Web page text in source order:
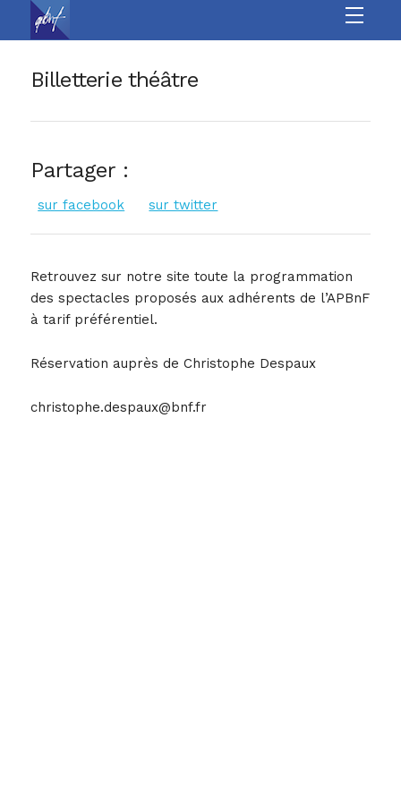
Les autres sites
Culture
Loisirs
seniors
Vie Associative
Billetterie théâtre
Partager :
sur facebook sur twitter
Retrouvez sur notre site toute la programmation
des spectacles proposés aux adhérents de l’APBnF
à tarif préférentiel.
Réservation auprès de Christophe Despaux
christophe.despaux@bnf.fr